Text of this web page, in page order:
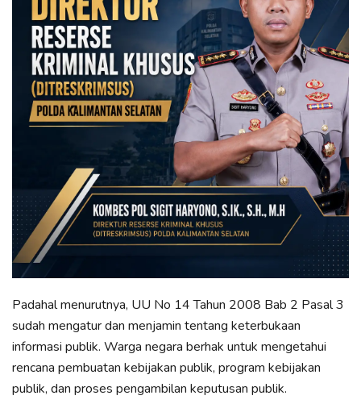
Padahal menurutnya, UU No 14 Tahun 2008 Bab 2 Pasal 3
sudah mengatur dan menjamin tentang keterbukaan
informasi publik. Warga negara berhak untuk mengetahui
rencana pembuatan kebijakan publik, program kebijakan
publik, dan proses pengambilan keputusan publik.